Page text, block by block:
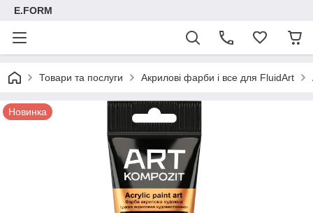
E.FORM
Товари та послуги Акрилові фарби і все для FluidArt
Новинка